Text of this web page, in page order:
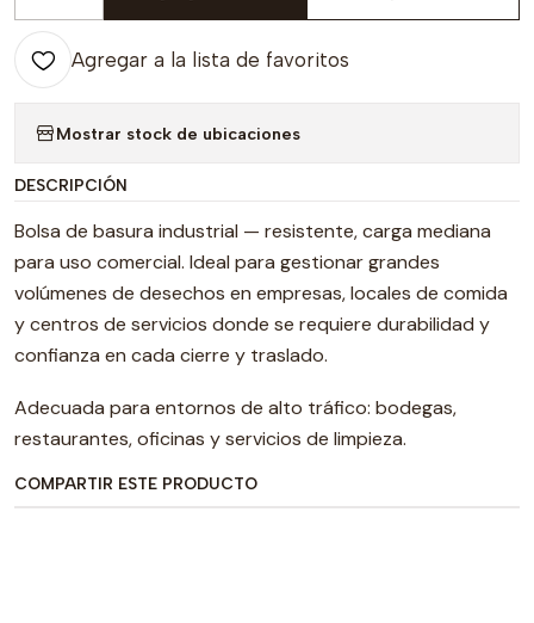
Agregar a la lista de favoritos
Mostrar stock de ubicaciones
DESCRIPCIÓN
Bolsa de basura industrial — resistente, carga mediana
para uso comercial. Ideal para gestionar grandes
volúmenes de desechos en empresas, locales de comida
y centros de servicios donde se requiere durabilidad y
confianza en cada cierre y traslado.
Adecuada para entornos de alto tráfico: bodegas,
restaurantes, oficinas y servicios de limpieza.
COMPARTIR ESTE PRODUCTO